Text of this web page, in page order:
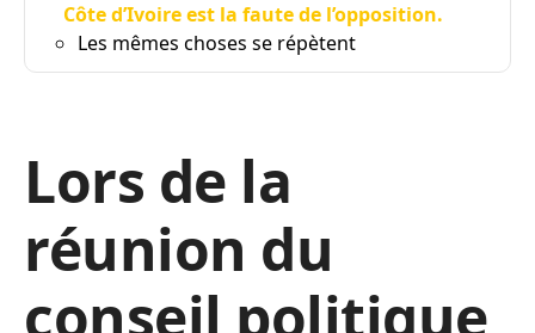
Côte d’Ivoire est la faute de l’opposition.
Les mêmes choses se répètent
Lors de la
réunion du
conseil politique